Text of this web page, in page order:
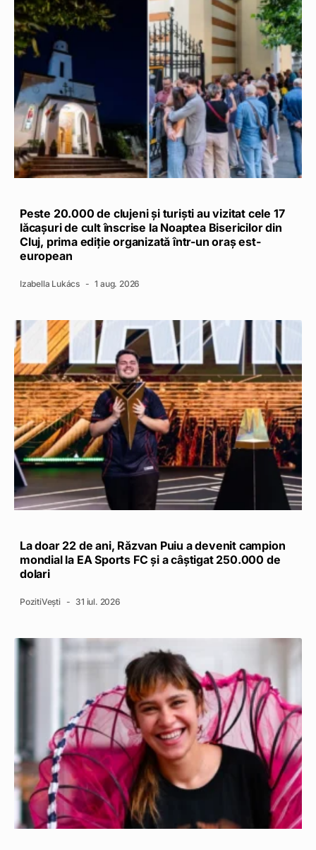
Peste 20.000 de clujeni și turiști au vizitat cele 17
lăcașuri de cult înscrise la Noaptea Bisericilor din
Cluj, prima ediție organizată într-un oraș est-
european
Izabella Lukács 1 aug. 2026
La doar 22 de ani, Răzvan Puiu a devenit campion
mondial la EA Sports FC și a câștigat 250.000 de
dolari
PozitiVești 31 iul. 2026